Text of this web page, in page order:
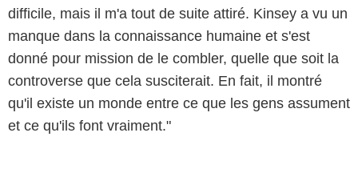
difficile, mais il m'a tout de suite attiré. Kinsey a vu un
manque dans la connaissance humaine et s'est
donné pour mission de le combler, quelle que soit la
controverse que cela susciterait. En fait, il montré
qu'il existe un monde entre ce que les gens assument
et ce qu'ils font vraiment."